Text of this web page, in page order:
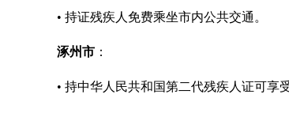
• 持证残疾人免费乘坐市内公共交通。
涿州市 ：
• 持中华人民共和国第二代残疾人证可享